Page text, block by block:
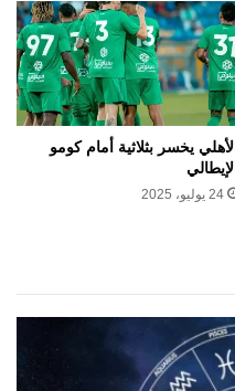
الأهلي يخسر بثلاثية أمام كومو
الإيطالي
24 يوليو، 2025